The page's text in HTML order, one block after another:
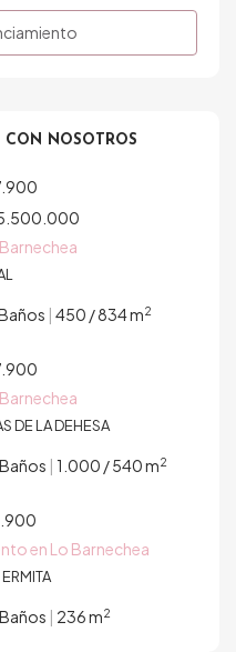
CON NOSOTROS
450 / 834 m2
DE LA DEHESA
1.000 / 540 m2
en Lo Barnechea
236 m2